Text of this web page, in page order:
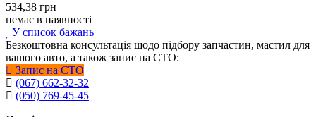
534,38 грн
немає в наявності
У список бажань
Безкоштовна консультація щодо підбору запчастин, мастил для
вашого авто, а також запис на СТО:
Запис на СТО
(067) 662-32-32
(050) 769-45-45